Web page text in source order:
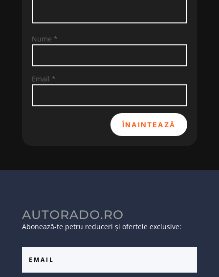
Nume *
Email *
ÎNAINTEAZĂ
AUTORADO.RO
Abonează-te petru reduceri și ofertele exclusive: